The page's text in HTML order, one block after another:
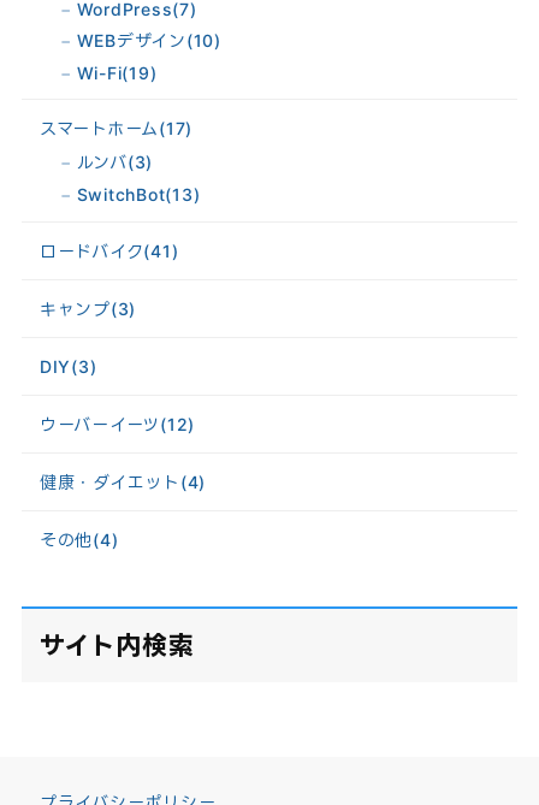
WordPress(7)
WEBデザイン(10)
Wi-Fi(19)
スマートホーム(17)
ルンバ(3)
SwitchBot(13)
ロードバイク(41)
キャンプ(3)
DIY(3)
ウーバーイーツ(12)
健康・ダイエット (4)
その他(4)
サイト内検索